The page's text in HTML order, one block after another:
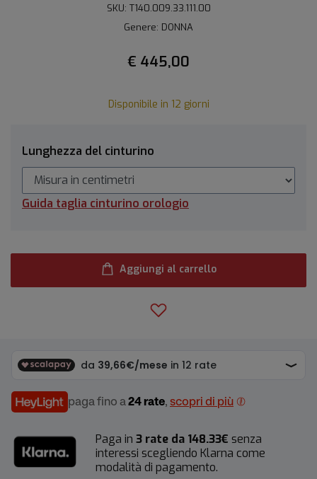
SKU: T140.009.33.111.00
Genere: DONNA
€ 445,00
Disponibile in 12 giorni
Lunghezza del cinturino
Guida taglia cinturino orologio
Aggiungi al carrello
paga fino a 24 rate, scopri di più
Paga in 3 rate da 148.33€ senza
interessi scegliendo Klarna come
modalità di pagamento.